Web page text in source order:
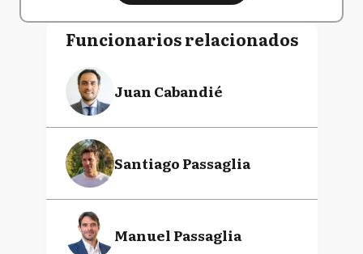
Funcionarios relacionados
Juan Cabandié
Santiago Passaglia
Manuel Passaglia